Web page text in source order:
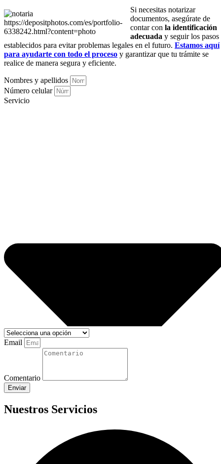
https://depositphotos.com/es/portfolio-
6338242.html?content=photo
Si necesitas notarizar
documentos, asegúrate de
contar con la identificación
adecuada y seguir los pasos
establecidos para evitar problemas legales en el futuro. Estamos aquí
para ayudarte con todo el proceso y garantizar que tu trámite se
realice de manera segura y eficiente.
Nombres y apellidos
Número celular
Servicio
Email
Comentario
Enviar
Nuestros Servicios